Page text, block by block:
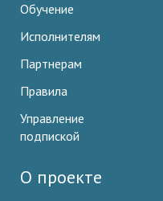
Обучение
Исполнителям
Партнерам
Правила
Управление
подпиской
О проекте